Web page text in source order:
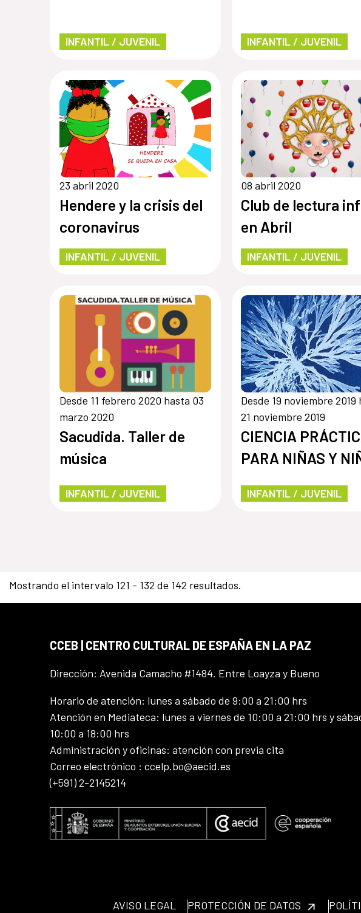
INFANTIL / JUVENIL INFANTIL / JUVENIL
23 abril 2020
Hendere y la crisis del
coronavirus
INFANTIL / JUVENIL
08 abril 2020
Club de lectura
en Abril
INFANTIL / JUVENIL
Desde 11 febrero 2020 hasta 03
marzo 2020
Sacudida. Taller de
música
INFANTIL / JUVENIL
Desde 19 noviembre 2019
21 noviembre 2019
CIENCIA
PARA NIÑAS Y
INFANTIL / JUVENIL
Mostrando el intervalo 121 - 132 de 142 resultados.
CCEB | CENTRO CULTURAL DE ESPAÑA EN LA PAZ
Dirección: Avenida Camacho #1484. Entre Loayza y Bueno
Horario de atención: lunes a sábado de 9:00 a 21:00 hrs
Atención en Mediateca: lunes a viernes de 10:00 a 21:00 hrs y
10:00 a 18:00 hrs
Administración y oficinas: atención con previa cita
Correo electrónico : ccelp.bo@aecid.es
(+591) 2-2145214
AVISO LEGAL PROTECCIÓN DE DATOS